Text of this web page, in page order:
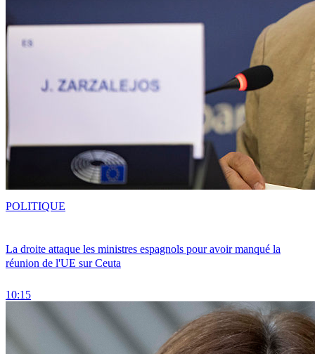
La droite attaque les ministres espagnols pour avoir manqué la
réunion de l'UE sur Ceuta
10:15
POLITIQUE